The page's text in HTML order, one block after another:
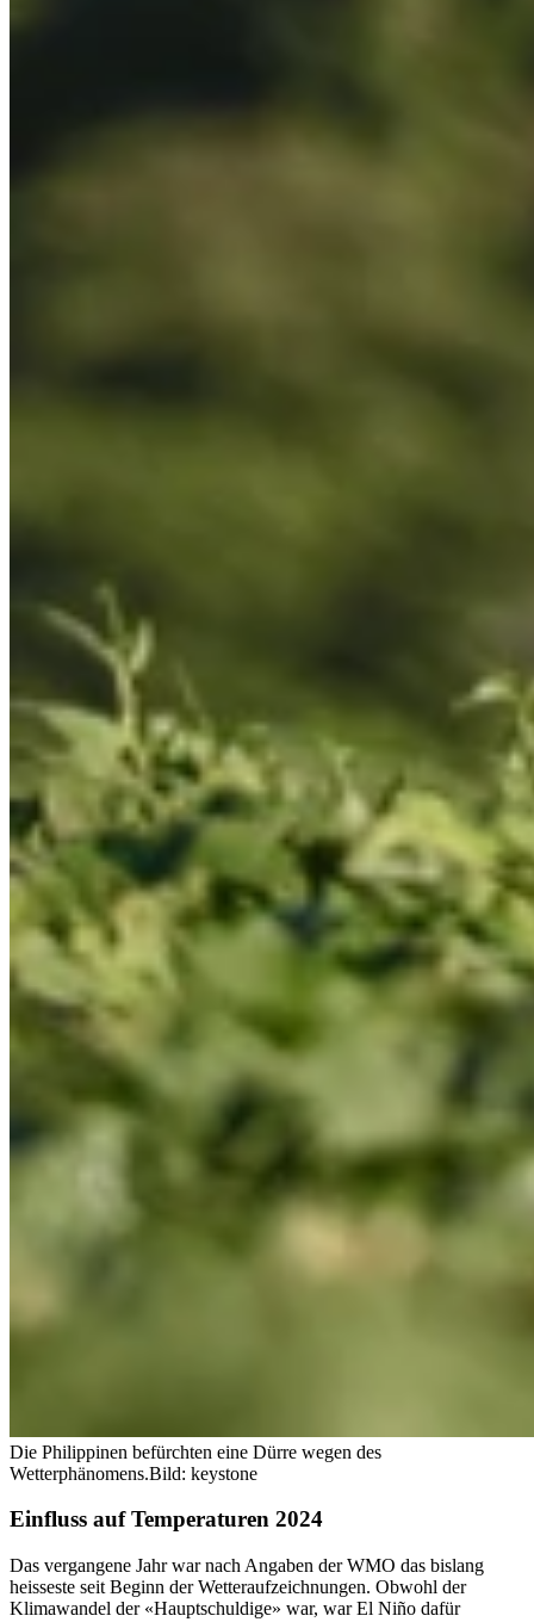
Die Philippinen befürchten eine Dürre wegen des
Wetterphänomens.Bild: keystone
Einfluss auf Temperaturen 2024
Das vergangene Jahr war nach Angaben der WMO das bislang
heisseste seit Beginn der Wetteraufzeichnungen. Obwohl der
Klimawandel der «Hauptschuldige» war, war El Niño dafür